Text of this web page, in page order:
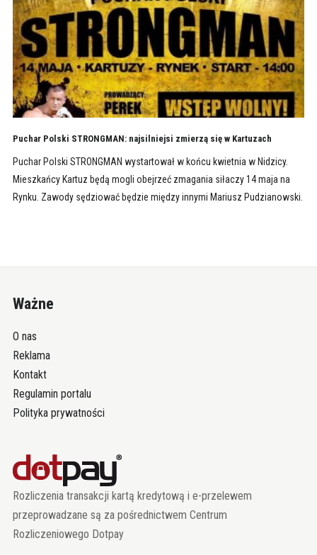
Puchar Polski STRONGMAN: najsilniejsi zmierzą się w Kartuzach
Puchar Polski STRONGMAN wystartował w końcu kwietnia w Nidzicy.
Mieszkańcy Kartuz będą mogli obejrzeć zmagania siłaczy 14 maja na
Rynku. Zawody sędziować będzie między innymi Mariusz Pudzianowski.
Ważne
O nas
Reklama
Kontakt
Regulamin portalu
Polityka prywatności
Rozliczenia transakcji kartą kredytową i e-przelewem
przeprowadzane są za pośrednictwem Centrum
Rozliczeniowego Dotpay